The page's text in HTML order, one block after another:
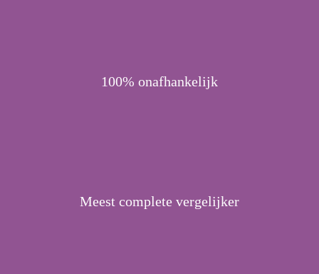
100% onafhankelijk
Meest complete vergelijker